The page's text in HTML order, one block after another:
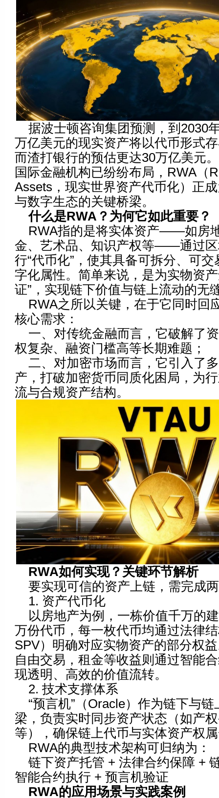
据波士顿咨询集团预测，到2030
万亿美元的现实资产将以代币形式
而渣打银行的预估更达30万亿美元
国际金融机构已纷纷布局，RWA（
Assets，现实世界资产代币化）正
与数字生态的关键桥梁。
什么是RWA？为何它如此重要？
RWA指的是将实体资产——如房
金、艺术品、知识产权等——通过
行“代币化”，使其具备可拆分、可
字化属性。简单来说，是为实物资
证”，实现链下价值与链上流动的无
RWA之所以关键，在于它同时回
核心需求：
一、对传统金融而言，它破解了
权复杂、融资门槛高等长期难题；
二、对加密市场而言，它引入了
产，打破加密货币同质化困局，为
流与合规资产结构。
RWA如何实现？关键环节解析
要实现可信的资产上链，需完成
1. 资产代币化
以房地产为例，一栋价值千万的
万份代币，每一枚代币均通过法律
SPV）明确对应实物资产的部分权
自由交易，租金等收益则通过智能
现透明、高效的价值流转。
2. 技术支撑体系
“预言机”（Oracle）作为链下与
梁，负责实时同步资产状态（如产
等），确保链上代币与实体资产权
RWA的典型技术架构可归纳为：
链下资产托管 + 法律合约保障 +
智能合约执行 + 预言机验证
RWA的应用场景与实践案例